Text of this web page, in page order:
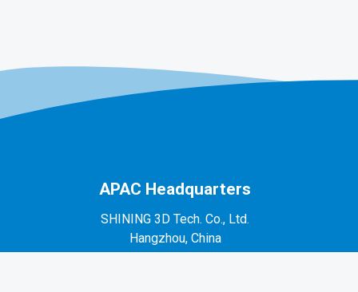
APAC Headquarters
SHINING 3D Tech. Co., Ltd.
Hangzhou, China
P: +86-571-82999050